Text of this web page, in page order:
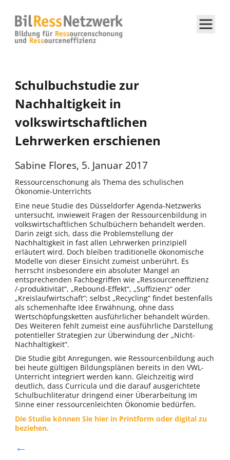
Schulbuchstudie zur
Nachhaltigkeit in
volkswirtschaftlichen
Lehrwerken erschienen
Sabine Flores, 5. Januar 2017
Ressourcenschonung als Thema des schulischen
Ökonomie-Unterrichts
Eine neue Studie des Düsseldorfer Agenda-Netzwerks
untersucht, inwieweit Fragen der Ressourcenbildung in
volkswirtschaftlichen Schulbüchern behandelt werden.
Darin zeigt sich, dass die Problemstellung der
Nachhaltigkeit in fast allen Lehrwerken prinzipiell
erläutert wird. Doch bleiben traditionelle ökonomische
Modelle von dieser Einsicht zumeist unberührt. Es
herrscht insbesondere ein absoluter Mangel an
entsprechenden Fachbegriffen wie „Ressourceneffizienz
/-produktivität“, „Rebound-Effekt“, „Suffizienz“ oder
„Kreislaufwirtschaft“; selbst „Recycling“ findet bestenfalls
als schemenhafte Idee Erwähnung, ohne dass
Wertschöpfungsketten ausführlicher behandelt würden.
Des Weiteren fehlt zumeist eine ausführliche Darstellung
potentieller Strategien zur Überwindung der „Nicht-
Nachhaltigkeit“.
Die Studie gibt Anregungen, wie Ressourcenbildung auch
bei heute gültigen Bildungsplänen bereits in den VWL-
Unterricht integriert werden kann. Gleichzeitig wird
deutlich, dass Curricula und die darauf ausgerichtete
Schulbuchliteratur dringend einer Überarbeitung im
Sinne einer ressourcenleichten Ökonomie bedürfen.
Die Studie können Sie hier in Printform oder digital zu
beziehen.
←